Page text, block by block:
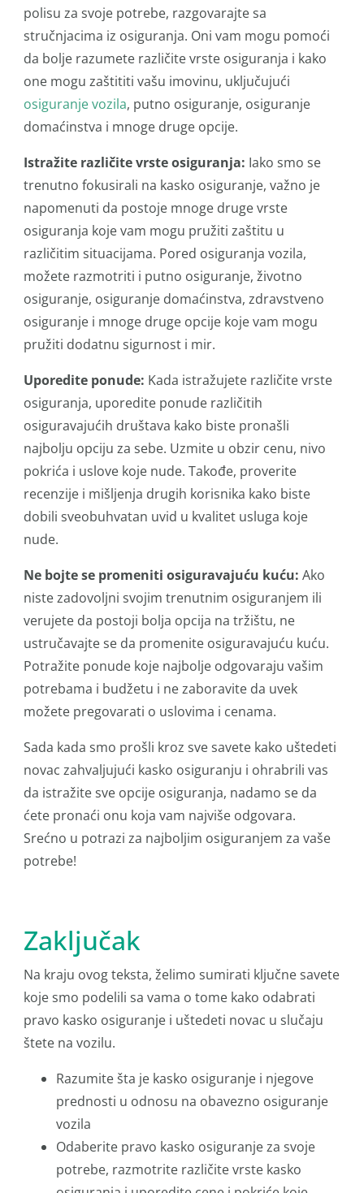
polisu za svoje potrebe, razgovarajte sa
stručnjacima iz osiguranja. Oni vam mogu pomoći
da bolje razumete različite vrste osiguranja i kako
one mogu zaštititi vašu imovinu, uključujući
osiguranje vozila, putno osiguranje, osiguranje
domaćinstva i mnoge druge opcije.
Istražite različite vrste osiguranja: Iako smo se
trenutno fokusirali na kasko osiguranje, važno je
napomenuti da postoje mnoge druge vrste
osiguranja koje vam mogu pružiti zaštitu u
različitim situacijama. Pored osiguranja vozila,
možete razmotriti i putno osiguranje, životno
osiguranje, osiguranje domaćinstva, zdravstveno
osiguranje i mnoge druge opcije koje vam mogu
pružiti dodatnu sigurnost i mir.
Uporedite ponude: Kada istražujete različite vrste
osiguranja, uporedite ponude različitih
osiguravajućih društava kako biste pronašli
najbolju opciju za sebe. Uzmite u obzir cenu, nivo
pokrića i uslove koje nude. Takođe, proverite
recenzije i mišljenja drugih korisnika kako biste
dobili sveobuhvatan uvid u kvalitet usluga koje
nude.
Ne bojte se promeniti osiguravajuću kuću: Ako
niste zadovoljni svojim trenutnim osiguranjem ili
verujete da postoji bolja opcija na tržištu, ne
ustručavajte se da promenite osiguravajuću kuću.
Potražite ponude koje najbolje odgovaraju vašim
potrebama i budžetu i ne zaboravite da uvek
možete pregovarati o uslovima i cenama.
Sada kada smo prošli kroz sve savete kako uštedeti
novac zahvaljujući kasko osiguranju i ohrabrili vas
da istražite sve opcije osiguranja, nadamo se da
ćete pronaći onu koja vam najviše odgovara.
Srećno u potrazi za najboljim osiguranjem za vaše
potrebe!
Zaključak
Na kraju ovog teksta, želimo sumirati ključne savete
koje smo podelili sa vama o tome kako odabrati
pravo kasko osiguranje i uštedeti novac u slučaju
štete na vozilu.
Razumite šta je kasko osiguranje i njegove
prednosti u odnosu na obavezno osiguranje
vozila
Odaberite pravo kasko osiguranje za svoje
potrebe, razmotrite različite vrste kasko